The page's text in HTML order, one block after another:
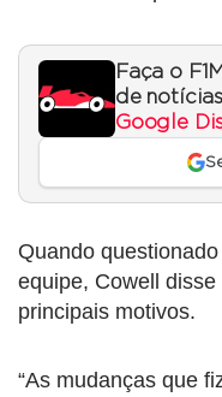
Faça o
de
Google
Quando
equipe, Cowell
principais motivos.
“As mudanças que